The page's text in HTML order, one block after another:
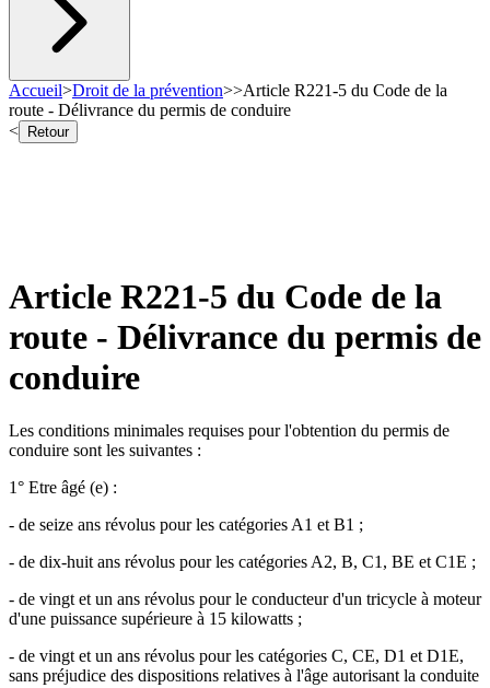
Accueil>Droit de la prévention>>Article R221-5 du Code de la
route - Délivrance du permis de conduire
<
Retour
Article R221-5 du Code de la
route - Délivrance du permis de
conduire
Les conditions minimales requises pour l'obtention du permis de
conduire sont les suivantes :
1° Etre âgé (e) :
- de seize ans révolus pour les catégories A1 et B1 ;
- de dix-huit ans révolus pour les catégories A2, B, C1, BE et C1E ;
- de vingt et un ans révolus pour le conducteur d'un tricycle à moteur
d'une puissance supérieure à 15 kilowatts ;
- de vingt et un ans révolus pour les catégories C, CE, D1 et D1E,
sans préjudice des dispositions relatives à l'âge autorisant la conduite